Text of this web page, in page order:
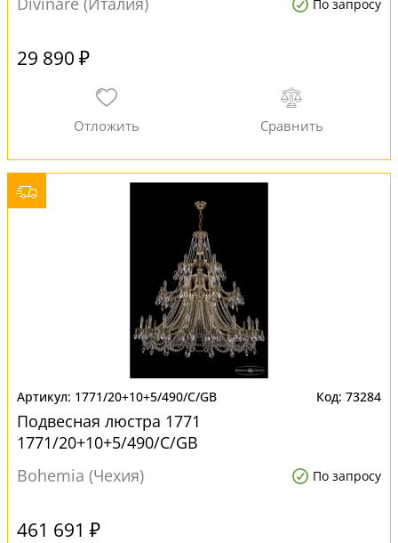
По запросу
29 890 ₽
1771/20+10+5/490/C/GB 73284
Подвесная люстра 1771
1771/20+10+5/490/C/GB
Bohemia (Чехия)
По запросу
461 691 ₽